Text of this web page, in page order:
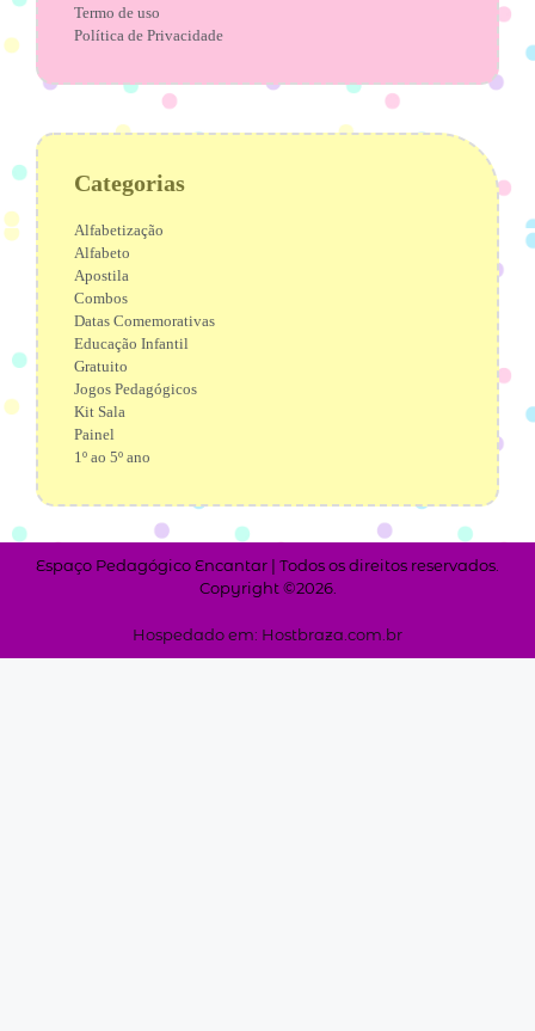
Termo de uso
Política de Privacidade
Categorias
Alfabetização
Alfabeto
Apostila
Combos
Datas Comemorativas
Educação Infantil
Gratuito
Jogos Pedagógicos
Kit Sala
Painel
1º ao 5º ano
Espaço Pedagógico Encantar | Todos os direitos reservados.
Copyright ©2026.
Hospedado em: Hostbraza.com.br